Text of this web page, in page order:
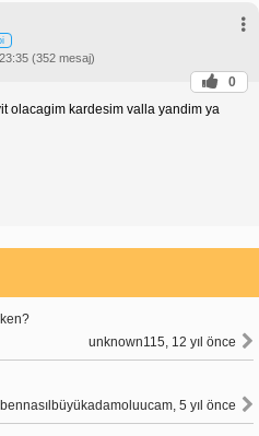
(352 mesaj)
0
olacagim kardesim valla yandim ya
unknown115, 12 yıl önce
bennasılbüyükadamoluucam, 5 yıl önce